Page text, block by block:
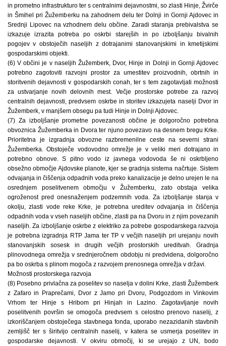
in prometno infrastrukturo ter s centralnimi dejavnostmi, so zlasti Hinje, Žvirče
in Šmihel pri Žužemberku na zahodnem delu ter Dolnji in Gornji Ajdovec in
Srednji Lipovec na vzhodnem delu občine. Zaradi staranja prebivalstva se
izkazuje izrazita potreba po oskrbi starejših in po izboljšanju bivalnih
pogojev v obstoječih naseljih z dotrajanimi stanovanjskimi in kmetijskimi
gospodarskimi objekti.
(6) V občini je v naseljih Žužemberk, Dvor, Hinje in Dolnji in Gornji Ajdovec
potrebno zagotoviti razvojni prostor za umestitev proizvodnih, obrtnih in
storitvenih dejavnosti v gospodarskih conah, ter s tem zagotavljati možnosti
za ustvarjanje novih delovnih mest. Večje prostorske potrebe za razvoj
centralnih dejavnosti, predvsem oskrbe in storitev izkazujeta naselji Dvor in
Žužemberk, v manjšem obsegu pa tudi Hinje in Dolnji Ajdovec.
(7) Za izboljšanje prometne povezanosti občine je dolgoročno potrebna
obvoznica Žužemberka in Dvora ter njuno povezavo na desnem bregu Krke.
Prioritetna je izgradnja obvozne razbremenilne ceste na severni strani
Žužemberka. Obstoječe vodovodno omrežje je v veliki meri dotrajano in
potrebno obnove. S pitno vodo iz javnega vodovoda še ni oskrbljeno
obsežno območje Ajdovske planote, kjer se gradnja sistema načrtuje. Sistem
odvajanja in čiščenja odpadnih voda preko kanalizacije je delno urejen le na
osrednjem poselitvenem območju v Žužemberku, zato obstaja velika
ogroženost pred onesnaženjem podzemnih voda. Za izboljšanje stanja v
okolju, zlasti vode reke Krke, je potrebna ureditev odvajanja in čiščenja
odpadnih voda v vseh naseljih občine, zlasti pa na Dvoru in z njim povezanih
naseljih. Za izboljšanje oskrbe z elektriko za potrebe gospodarskega razvoja
je potrebna izgradnja RTP Jama ter TP v večjih naseljih pri urejanju novih
stanovanjskih sosesk in drugih večjih prostorskih ureditvah. Gradnja
plinovodnega omrežja v srednjeročnem obdobju ni predvidena, dolgoročno
pa bo oskrba s plinom mogoča z razvojem prenosnega omrežja v državi.
Možnosti prostorskega razvoja
(8) Posebno privlačna za poselitev so naselja v dolini Krke, zlasti Žužemberk
z Zafaro in Praprečami, Dvor z Jamo pri Dvoru, Podgozdom in Vinkovim
Vrhom ter Hinje s Hribom pri Hinjah in Lazino. Zagotavljanje novih
poselitvenih površin se omogoča predvsem s celostno prenovo naselij, z
izkoriščanjem obstoječega stavbnega fonda, uporabo nezazidanih stavbnih
zemljišč ter s širitvijo centralnih naselij, v katera se usmerja poselitev in
gospodarske dejavnosti. V okviru območij, ki se urejajo z UN, bodo